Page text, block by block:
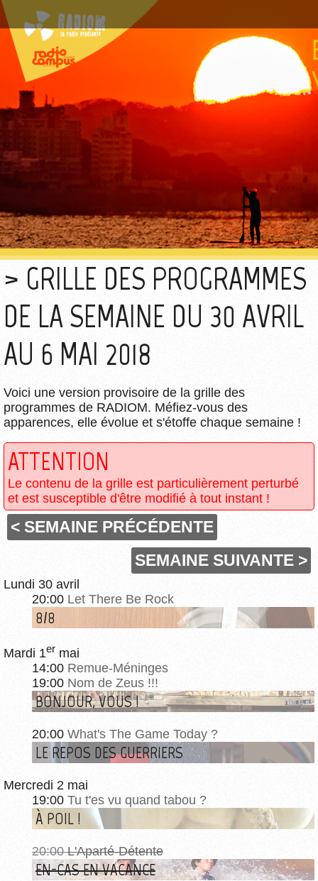
GRILLE DES PROGRAMMES
DE LA SEMAINE DU 30 AVRIL
AU 6 MAI 2018
Voici une version provisoire de la grille des
programmes de RADIOM. Méfiez-vous des
apparences, elle évolue et s'étoffe chaque semaine !
ATTENTION
Le contenu de la grille est particulièrement perturbé
et est susceptible d'être modifié à tout instant !
< SEMAINE PRÉCÉDENTE
SEMAINE SUIVANTE >
Lundi 30 avril
20:00 Let There Be Rock
8/8
Mardi 1er mai
14:00 Remue-Méninges
19:00 Nom de Zeus !!!
BONJOUR, VOUS !
20:00 What's The Game Today ?
LE REPOS DES GUERRIERS
Mercredi 2 mai
19:00 Tu t'es vu quand tabou ?
À POIL !
20:00 L'Aparté-Détente
EN-CAS EN VACANCE